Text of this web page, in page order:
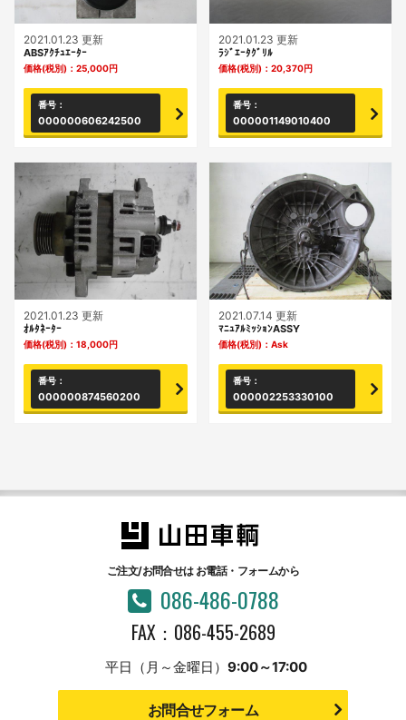
2021.01.23 更新
ABSｱｸﾁｭｴｰﾀｰ
価格(税別)： 25,000円
番号：
000000606242500
2021.01.23 更新
ﾗｼﾞｴｰﾀｸﾞﾘﾙ
価格(税別)：20,370円
番号：
000001149010400
2021.01.23 更新
ｵﾙﾀﾈｰﾀｰ
価格(税別)： 18,000円
番号：
000000874560200
2021.07.14 更新
ﾏﾆｭｱﾙﾐｯｼｮﾝASSY
価格(税別)：Ask
番号：
000002253330100
ご注文/お問合せはお電話・フォームから
086-486-0788
FAX：086-455-2689
平日（月～金曜日） 9:00～17:00
お問合せフォーム